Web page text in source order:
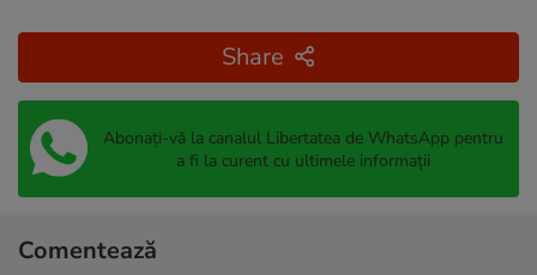
Share
Abonați-vă la canalul Libertatea de WhatsApp pentru
a fi la curent cu ultimele informații
Comentează